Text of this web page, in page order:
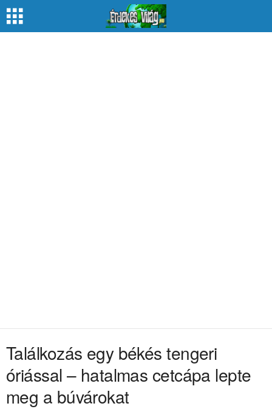
Találkozás egy békés tengeri
óriással – hatalmas cetcápa lepte
meg a búvárokat